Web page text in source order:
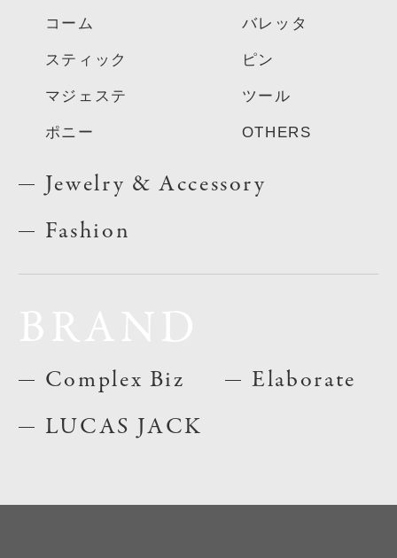
コーム
スティック
マジェステ
ポニー
バレッタ
ピン
ツール
OTHERS
Jewelry & Accessory
Fashion
Complex Biz
LUCAS JACK
Elaborate